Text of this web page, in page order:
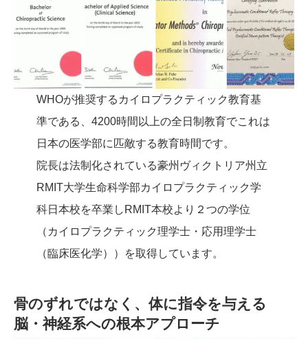
WHOが推奨するカイロプラクティック教育基
準である、4200時間以上の全日制教育でこれは
日本の医学部に匹敵する教育時間です。
院長は法制化されている豪州ヴィクトリア州立
RMIT大学生命科学部カイロプラクティック学
科日本校を卒業しRMIT本校より２つの学位
（カイロプラクティック理学士・応用理学士
（臨床医化学））を取得しています。
骨のずれではなく、体に指令を与える
脳・神経系への根本アプローチ